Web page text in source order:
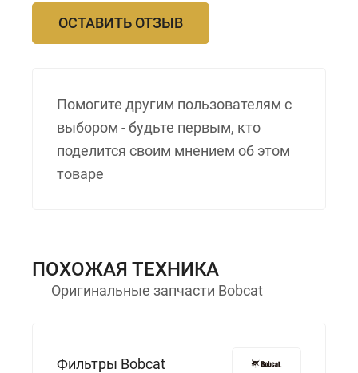
ОСТАВИТЬ ОТЗЫВ
Помогите другим пользователям с
выбором - будьте первым, кто
поделится своим мнением об этом
товаре
ПОХОЖАЯ ТЕХНИКА
Оригинальные запчасти Bobcat
Фильтры Bobcat